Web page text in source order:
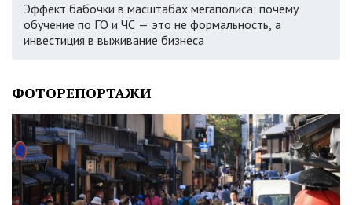
Эффект бабочки в масштабах мегаполиса: почему
обучение по ГО и ЧС — это не формальность, а
инвестиция в выживание бизнеса
ФОТОРЕПОРТАЖИ